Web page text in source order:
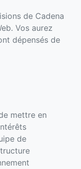
de Cadena
Vos aurez
dépensés de
mettre en
de